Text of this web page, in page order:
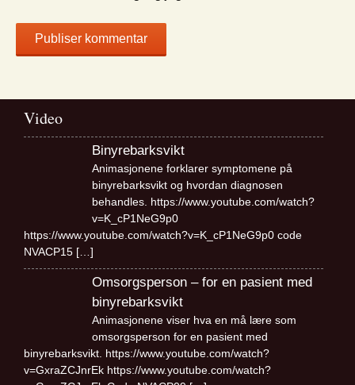
Video
Binyrebarksvikt
Animasjonene forklarer symptomene på
binyrebarksvikt og hvordan diagnosen
behandles. https://www.youtube.com/watch?
v=K_cP1NeG9p0
https://www.youtube.com/watch?v=K_cP1NeG9p0 code
NVACP15 […]
Omsorgsperson – for en pasient med
binyrebarksvikt
Animasjonene viser hva en må lære som
omsorgsperson for en pasient med
binyrebarksvikt. https://www.youtube.com/watch?
v=GxraZCJnrEk https://www.youtube.com/watch?